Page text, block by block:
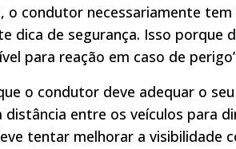
o condutor necessariamente
dica de segurança. Isso porque
para reação em caso de
o condutor deve adequar o
entre os veículos para
tentar melhorar a visibilidade